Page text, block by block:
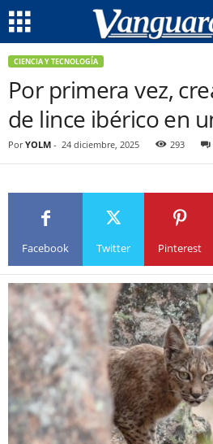
CIENCIA Y TECNOLOGÍA
Por primera vez,
de lince ibérico en
Por YOLM - 24 diciembre, 2025 293
Facebook Twitter Pinterest